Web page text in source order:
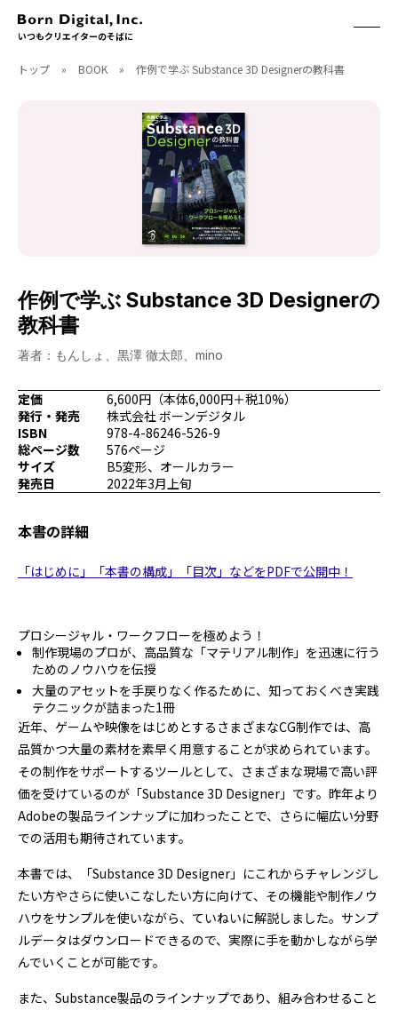
いつもクリエイターのそばに
ABOUT
CGWORLD
CGWORLD.jp
BOOK
ゲーム/CG
映像/映画/アニメ
プログラミング/ウェブ
ファッション/デザイン/他
SEMINAR
チュートリアル
トップ » BOOK » 作例で学ぶ Substance 3D Designerの教科書
作例で学ぶ Substance 3D Designerの
教科書
著者：もんしょ、黒澤 徹太郎、mino
定価
6,600円（本体6,000円＋税10%）
発行・発売
株式会社 ボーンデジタル
ISBN
978-4-86246-526-9
総ページ数
576ページ
サイズ
B5変形、オールカラー
発売日
2022年3月上旬
本書の詳細
「はじめに」「本書の構成」「目次」などをPDFで公開中！
プロシージャル・ワークフローを極めよう！
制作現場のプロが、高品質な「マテリアル制作」を迅速に行う
ためのノウハウを伝授
大量のアセットを手戻りなく作るために、知っておくべき実践
テクニックが詰まった1冊
近年、ゲームや映像をはじめとするさまざまなCG制作では、高
品質かつ大量の素材を素早く用意することが求められています。
その制作をサポートするツールとして、さまざまな現場で高い評
価を受けているのが「Substance 3D Designer」です。昨年より
Adobeの製品ラインナップに加わったことで、さらに幅広い分野
での活用も期待されています。
本書では、「Substance 3D Designer」にこれからチャレンジし
たい方やさらに使いこなしたい方に向けて、その機能や制作ノウ
ハウをサンプルを使いながら、ていねいに解説しました。サンプ
ルデータはダウンロードできるので、実際に手を動かしながら学
んでいくことが可能です。
また、Substance製品のラインナップであり、組み合わせること